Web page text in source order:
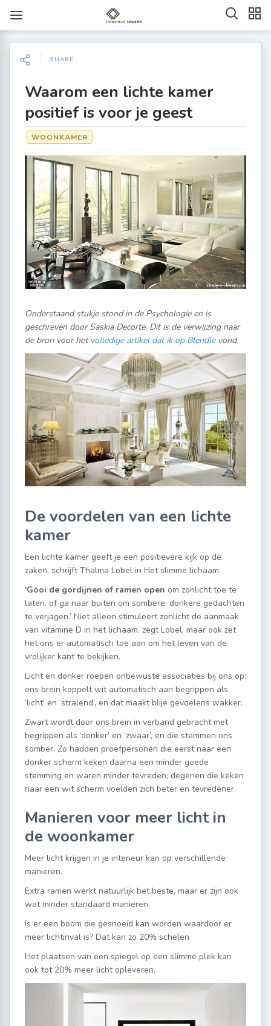
SHARE
Waarom een lichte kamer
positief is voor je geest
WOONKAMER
Onderstaand stukje stond in de Psychologie en is
geschreven door Saskia Decorte. Dit is de verwijzing naar
de bron voor het volledige artikel dat ik op Blendle vond.
De voordelen van een lichte
kamer
Een lichte kamer geeft je een positievere kijk op de
zaken, schrijft Thalma Lobel in Het slimme lichaam.
‘Gooi de gordijnen of ramen open om zonlicht toe te
laten, of ga naar buiten om sombere, donkere gedachten
te verjagen.’ Niet alleen stimuleert zonlicht de aanmaak
van vitamine D in het lichaam, zegt Lobel, maar ook zet
het ons er automatisch toe aan om het leven van de
vrolijker kant te bekijken.
Licht en donker roepen onbewuste associaties bij ons op:
ons brein koppelt wit automatisch aan begrippen als
‘licht’ en ‘stralend’, en dat maakt blije gevoelens wakker.
Zwart wordt door ons brein in verband gebracht met
begrippen als ‘donker’ en ‘zwaar’, en die stemmen ons
somber. Zo hadden proefpersonen die eerst naar een
donker scherm keken daarna een minder goede
stemming en waren minder tevreden; degenen die keken
naar een wit scherm voelden zich beter en tevredener.
Manieren voor meer licht in
de woonkamer
Meer licht krijgen in je interieur kan op verschillende
manieren.
Extra ramen werkt natuurlijk het beste, maar er zijn ook
wat minder standaard manieren.
Is er een boom die gesnoeid kan worden waardoor er
meer lichtinval is? Dat kan zo 20% schelen
Het plaatsen van een spiegel op een slimme plek kan
ook tot 20% meer licht opleveren.